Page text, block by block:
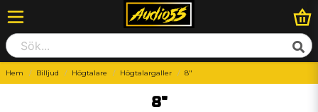
Hem Billjud Högtalare Högtalargaller 8"
8"